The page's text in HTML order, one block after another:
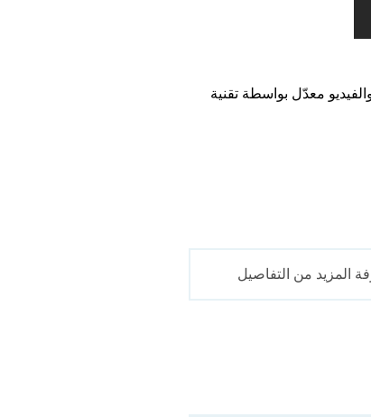
معدّل بواسطة تقنية
المزيد من التفاصيل